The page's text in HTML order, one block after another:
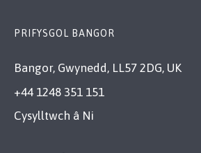
PRIFYSGOL BANGOR
Bangor, Gwynedd, LL57 2DG, UK
+44 1248 351 151
Cysylltwch â Ni